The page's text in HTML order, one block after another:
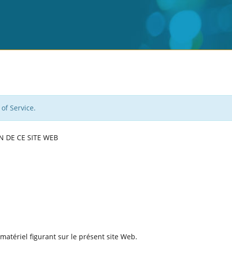
Service.
DE CE SITE WEB
figurant sur le présent site Web.